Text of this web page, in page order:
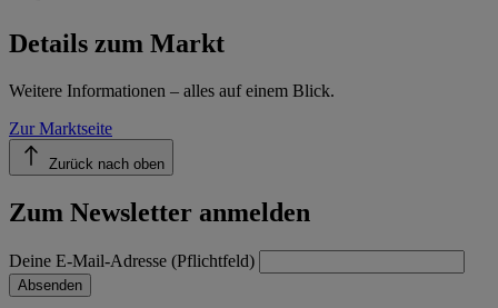
Details zum Markt
Weitere Informationen – alles auf einem Blick.
Zur Marktseite
Zurück nach oben
Zum Newsletter anmelden
Deine E-Mail-Adresse (Pflichtfeld)
Absenden